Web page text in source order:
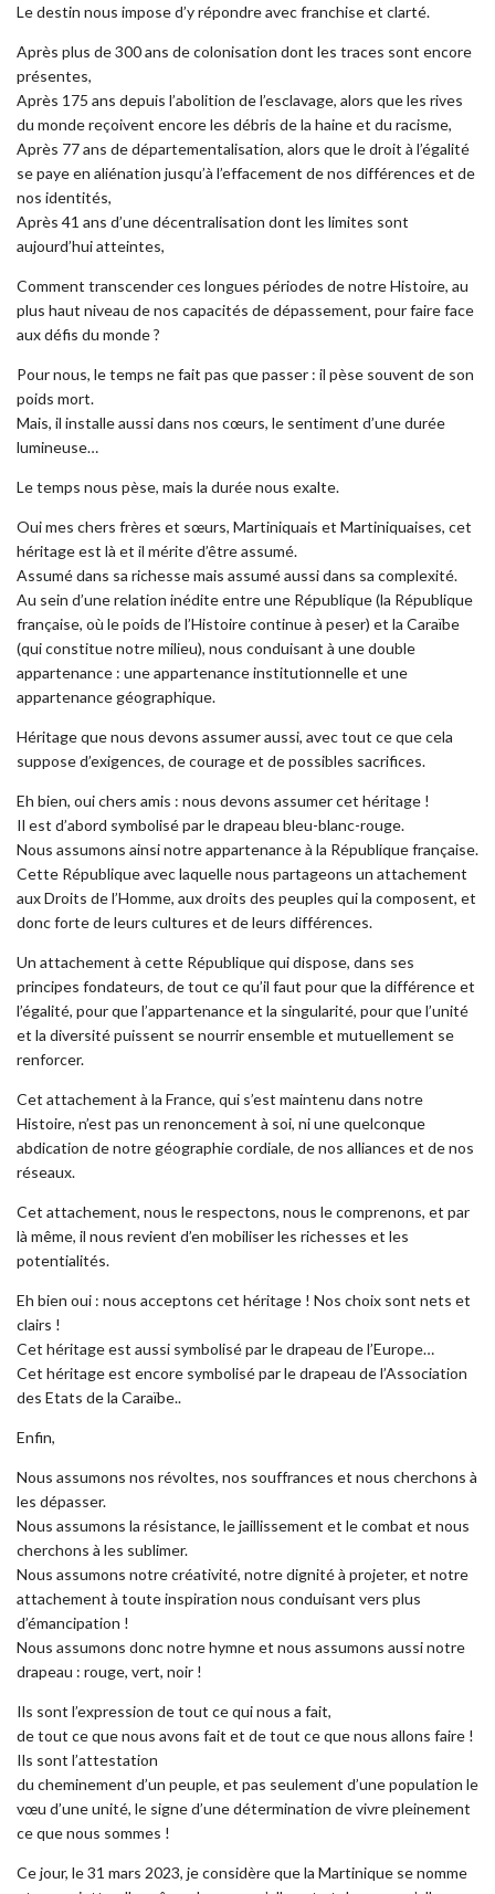
Le destin nous impose d’y répondre avec franchise et clarté.
Après plus de 300 ans de colonisation dont les traces sont encore
présentes,
Après 175 ans depuis l’abolition de l’esclavage, alors que les rives
du monde reçoivent encore les débris de la haine et du racisme,
Après 77 ans de départementalisation, alors que le droit à l’égalité
se paye en aliénation jusqu’à l’effacement de nos différences et de
nos identités,
Après 41 ans d’une décentralisation dont les limites sont
aujourd’hui atteintes,
Comment transcender ces longues périodes de notre Histoire, au
plus haut niveau de nos capacités de dépassement, pour faire face
aux défis du monde ?
Pour nous, le temps ne fait pas que passer : il pèse souvent de son
poids mort.
Mais, il installe aussi dans nos cœurs, le sentiment d’une durée
lumineuse…
Le temps nous pèse, mais la durée nous exalte.
Oui mes chers frères et sœurs, Martiniquais et Martiniquaises, cet
héritage est là et il mérite d’être assumé.
Assumé dans sa richesse mais assumé aussi dans sa complexité.
Au sein d’une relation inédite entre une République (la République
française, où le poids de l’Histoire continue à peser) et la Caraïbe
(qui constitue notre milieu), nous conduisant à une double
appartenance : une appartenance institutionnelle et une
appartenance géographique.
Héritage que nous devons assumer aussi, avec tout ce que cela
suppose d’exigences, de courage et de possibles sacrifices.
Eh bien, oui chers amis : nous devons assumer cet héritage !
Il est d’abord symbolisé par le drapeau bleu-blanc-rouge.
Nous assumons ainsi notre appartenance à la République française.
Cette République avec laquelle nous partageons un attachement
aux Droits de l’Homme, aux droits des peuples qui la composent, et
donc forte de leurs cultures et de leurs différences.
Un attachement à cette République qui dispose, dans ses
principes fondateurs, de tout ce qu’il faut pour que la différence et
l’égalité, pour que l’appartenance et la singularité, pour que l’unité
et la diversité puissent se nourrir ensemble et mutuellement se
renforcer.
Cet attachement à la France, qui s’est maintenu dans notre
Histoire, n’est pas un renoncement à soi, ni une quelconque
abdication de notre géographie cordiale, de nos alliances et de nos
réseaux.
Cet attachement, nous le respectons, nous le comprenons, et par
là même, il nous revient d’en mobiliser les richesses et les
potentialités.
Eh bien oui : nous acceptons cet héritage ! Nos choix sont nets et
clairs !
Cet héritage est aussi symbolisé par le drapeau de l’Europe…
Cet héritage est encore symbolisé par le drapeau de l’Association
des Etats de la Caraïbe..
Enfin,
Nous assumons nos révoltes, nos souffrances et nous cherchons à
les dépasser.
Nous assumons la résistance, le jaillissement et le combat et nous
cherchons à les sublimer.
Nous assumons notre créativité, notre dignité à projeter, et notre
attachement à toute inspiration nous conduisant vers plus
d’émancipation !
Nous assumons donc notre hymne et nous assumons aussi notre
drapeau : rouge, vert, noir !
Ils sont l’expression de tout ce qui nous a fait,
de tout ce que nous avons fait et de tout ce que nous allons faire !
Ils sont l’attestation
du cheminement d’un peuple, et pas seulement d’une population le
vœu d’une unité, le signe d’une détermination de vivre pleinement
ce que nous sommes !
Ce jour, le 31 mars 2023, je considère que la Martinique se nomme